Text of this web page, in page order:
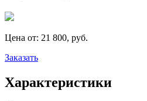
Цена от: 21 800, руб.
Заказать
Характеристики